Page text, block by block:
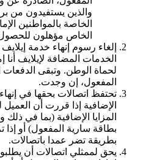
والذين يستفيدون من
الخاصة بالمواطنين
الخاص مؤهلون
إلغاء رسوم إنهاء خدمة
الخدمات المضافة لإيلايف
لحماة الوطن. وتبقى الدفعات
المفعول، إن وجدت.
تحتفظ اتصالات بحقها في
الإضافية إذا قررت أن
المزايا الإضافية (بما في
بطاقة سارية المفعول) أو إذا
بطريقة تضر عمدا باتصالات.
يحق لممثلي اتصالات أن